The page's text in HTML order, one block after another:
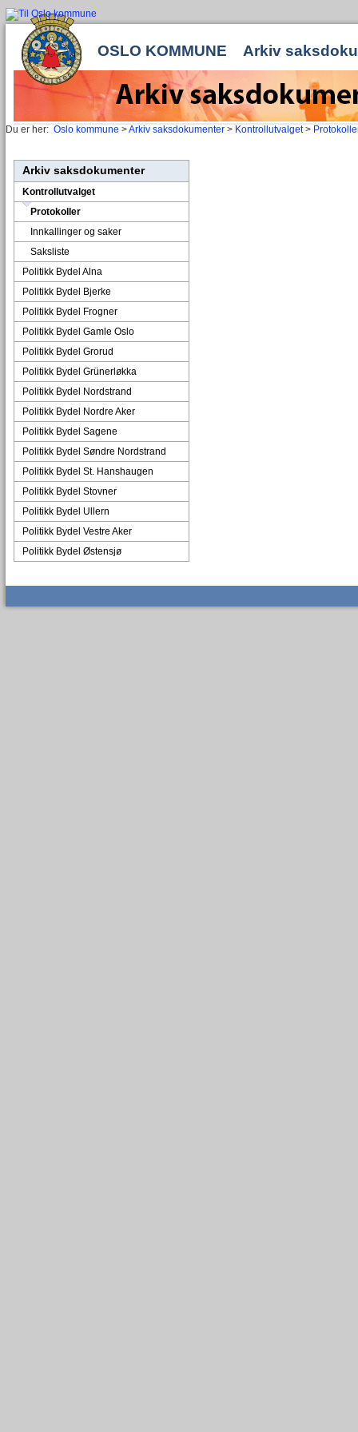
OSLO KOMMUNE Arkiv
Du er her: Oslo kommune >Arkiv saksdokumenter > Kontrollutvalget>
Arkiv saksdokumenter
Kontrollutvalget
Protokoller
Innkallinger og saker
Saksliste
Politikk Bydel Alna
Politikk Bydel Bjerke
Politikk Bydel Frogner
Politikk Bydel Gamle Oslo
Politikk Bydel Grorud
Politikk Bydel Grünerløkka
Politikk Bydel Nordstrand
Politikk Bydel Nordre Aker
Politikk Bydel Sagene
Politikk Bydel Søndre Nordstrand
Politikk Bydel St. Hanshaugen
Politikk Bydel Stovner
Politikk Bydel Ullern
Politikk Bydel Vestre Aker
Politikk Bydel Østensjø